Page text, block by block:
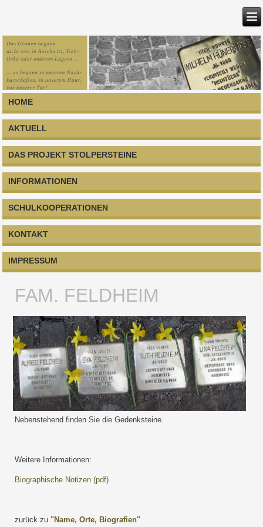
HOME
AKTUELL
DAS PROJEKT STOLPERSTEINE
INFORMATIONEN
SCHULKOOPERATIONEN
KONTAKT
IMPRESSUM
FAM. FELDHEIM
Nebenstehend finden Sie die Gedenksteine.
Weitere Informationen:
Biographische Notizen (pdf)
zurück zu"Name, Orte, Biografien"